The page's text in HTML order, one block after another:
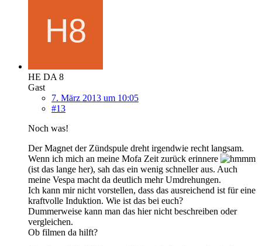
HE DA 8
Gast
7. März 2013 um 10:05
#13
Noch was!
Der Magnet der Zündspule dreht irgendwie recht langsam.
Wenn ich mich an meine Mofa Zeit zurück erinnere
(ist das lange her), sah das ein wenig schneller aus. Auch
meine Vespa macht da deutlich mehr Umdrehungen.
Ich kann mir nicht vorstellen, dass das ausreichend ist für eine
kraftvolle Induktion. Wie ist das bei euch?
Dummerweise kann man das hier nicht beschreiben oder
vergleichen.
Ob filmen da hilft?